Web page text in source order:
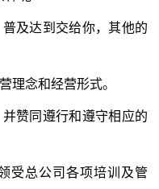
及达到交给你，其他的
理念和经营形式。
赞同遵行和遵守相应的
受总公司各项培训及管